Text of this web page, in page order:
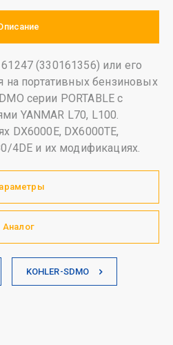
(330161356) или его
на портативных бензиновых
серии PORTABLE с
YANMAR L70, L100.
DX6000E, DX6000TE,
4DE и их модификациях.
Аналог
KOHLER-SDMO